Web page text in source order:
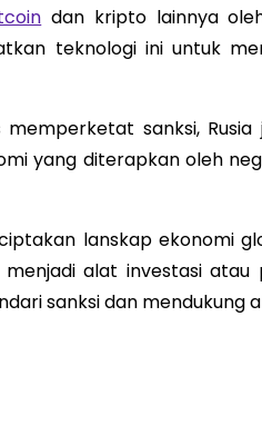
dan kripto lainnya
teknologi ini untuk
sanksi,
yang diterapkan oleh
lanskap ekonomi
alat investasi
sanksi dan mendukung